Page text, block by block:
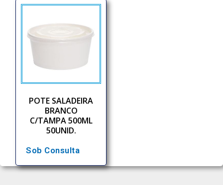
POTE SALADEIRA
BRANCO
C/TAMPA 500ML
50UNID.
Sob Consulta